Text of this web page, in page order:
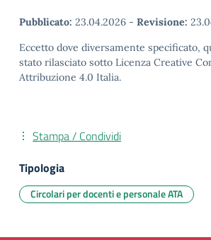
Pubblicato: 23.04.2026 - Revisione:
Eccetto dove diversamente specificato,
stato rilasciato sotto Licenza Creative
Attribuzione 4.0 Italia.
Stampa / Condividi
Tipologia
Circolari per docenti e personale ATA